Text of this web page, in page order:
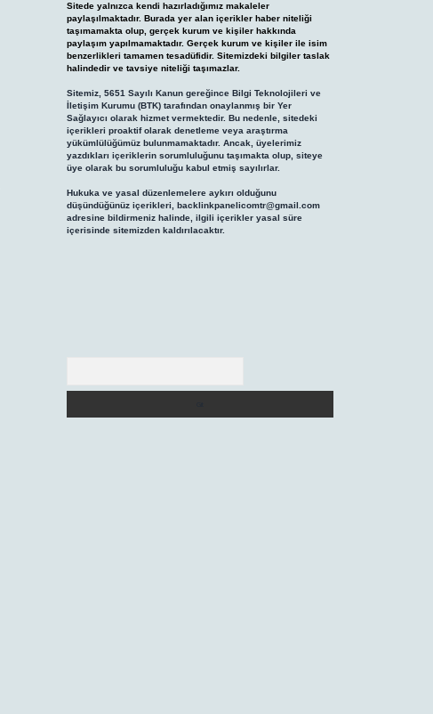
Sitede yalnızca kendi hazırladığımız makaleler
paylaşılmaktadır. Burada yer alan içerikler haber niteliği
taşımamakta olup, gerçek kurum ve kişiler hakkında
paylaşım yapılmamaktadır. Gerçek kurum ve kişiler ile isim
benzerlikleri tamamen tesadüfidir. Sitemizdeki bilgiler taslak
halindedir ve tavsiye niteliği taşımazlar.
Sitemiz, 5651 Sayılı Kanun gereğince Bilgi Teknolojileri ve
İletişim Kurumu (BTK) tarafından onaylanmış bir Yer
Sağlayıcı olarak hizmet vermektedir. Bu nedenle, sitedeki
içerikleri proaktif olarak denetleme veya araştırma
yükümlülüğümüz bulunmamaktadır. Ancak, üyelerimiz
yazdıkları içeriklerin sorumluluğunu taşımakta olup, siteye
üye olarak bu sorumluluğu kabul etmiş sayılırlar.
Hukuka ve yasal düzenlemelere aykırı olduğunu
düşündüğünüz içerikleri, backlinkpanelicomtr@gmail.com
adresine bildirmeniz halinde, ilgili içerikler yasal süre
içerisinde sitemizden kaldırılacaktır.